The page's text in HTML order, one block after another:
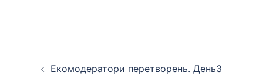
Екомодератори перетворень. День3